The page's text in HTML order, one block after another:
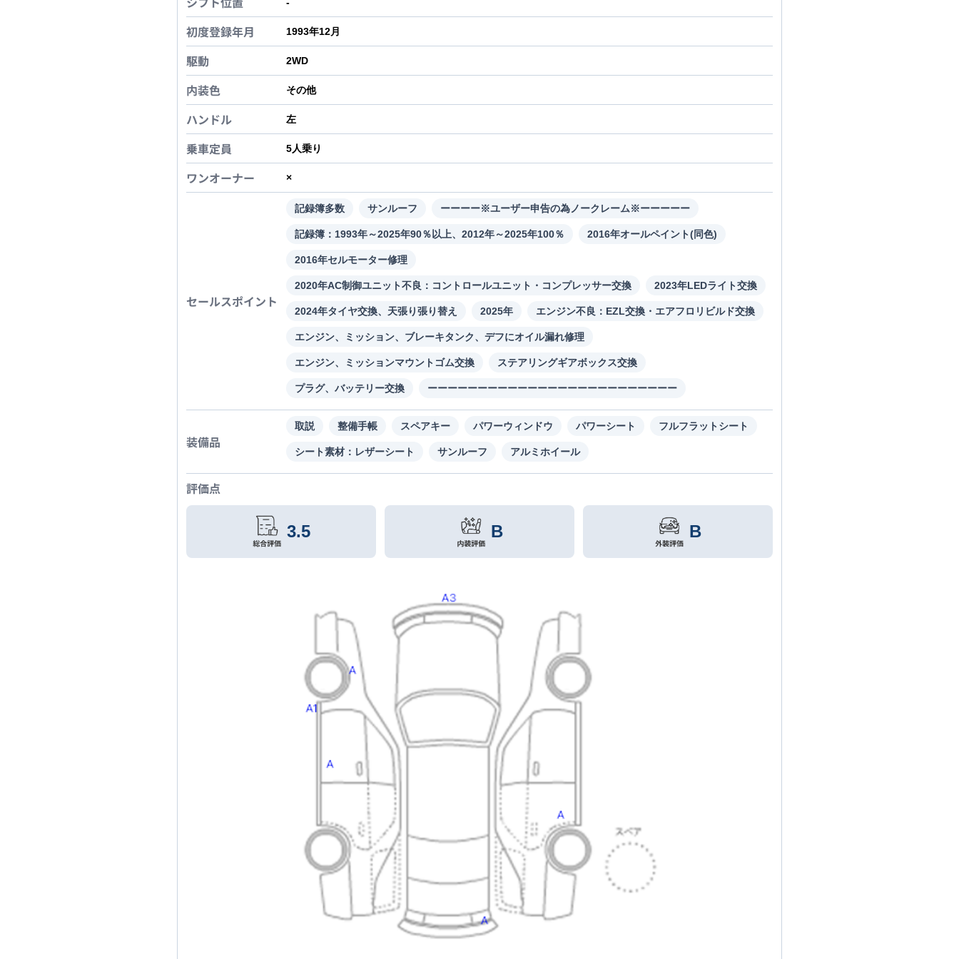
初度登録年月 1993年12月
駆動 2WD
内装色 その他
ハンドル 左
乗車定員 5人乗り
ワンオーナー ×
セールスポイント
記録簿多数 サンルーフ ーーーー※ユーザー申告の為ノークレーム※ーーーーー
記録簿：1993年～2025年90％以上、2012年～2025年100％ 2016年オールペイント(同色)
2016年セルモーター修理
2020年AC制御ユニット不良：コントロールユニット・コンプレッサー交換 2023年LEDライト交換
2024年タイヤ交換、天張り張り替え 2025年 エンジン不良：EZL交換・エアフロリビルド交換
エンジン、ミッション、ブレーキタンク、デフにオイル漏れ修理
エンジン、ミッションマウントゴム交換 ステアリングギアボックス交換
プラグ、バッテリー交換 ーーーーーーーーーーーーーーーーーーーーーーーーー
装備品
取説 整備手帳 スペアキー パワーウィンドウ パワーシート フルフラットシート
シート素材：レザーシート サンルーフ アルミホイール
評価点
3.5 B B